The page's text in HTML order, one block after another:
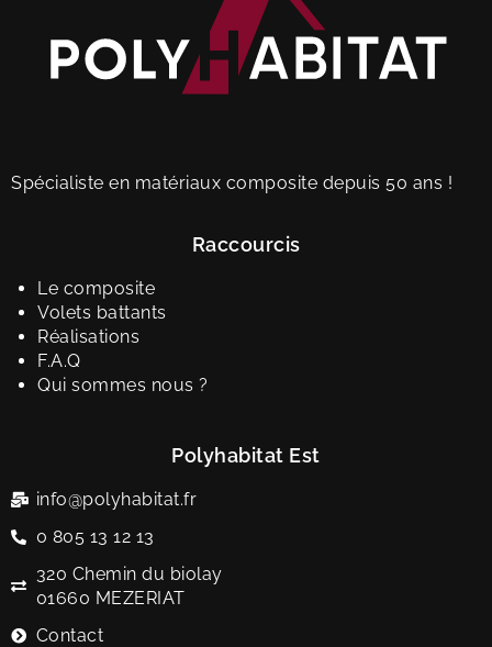
Spécialiste en matériaux composite depuis 50 ans !
Raccourcis
Le composite
Volets battants
Réalisations
F.A.Q
Qui sommes nous ?
Polyhabitat Est
info@polyhabitat.fr
0 805 13 12 13
320 Chemin du biolay
01660 MEZERIAT
Contact